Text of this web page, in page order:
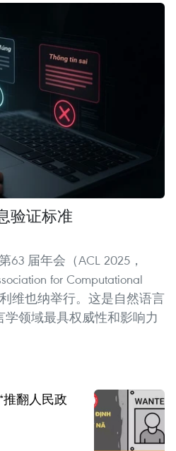
验证标准
63 届年会（ACL 2025，
for Computational
维也纳举行。这是自然语言
学领域最具权威性和影响力
翻人民政